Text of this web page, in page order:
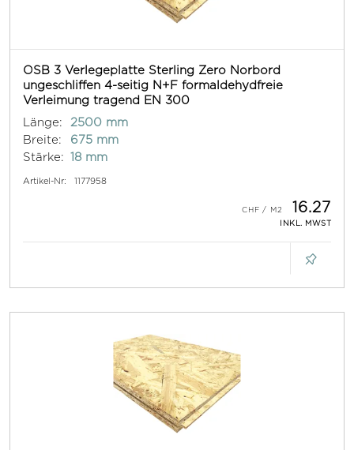
OSB 3 Verlegeplatte Sterling Zero Norbord
ungeschliffen 4-seitig N+F formaldehydfreie
Verleimung tragend EN 300
Länge:
2500 mm
Breite:
675 mm
Stärke: 18 mm
Artikel-Nr: 1177958
16.27
INKL. MWST